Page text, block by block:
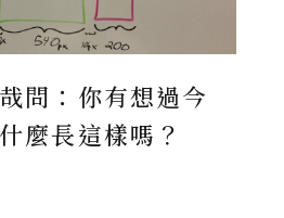
問：你有想過今
麼長這樣嗎？